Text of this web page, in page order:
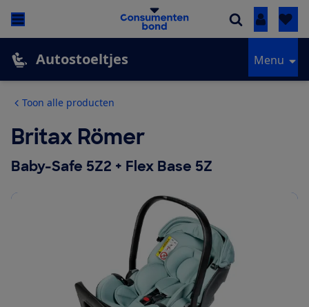
Inloggen
Autostoeltjes Menu
Toon alle producten
Britax Römer
Baby-Safe 5Z2 + Flex Base 5Z